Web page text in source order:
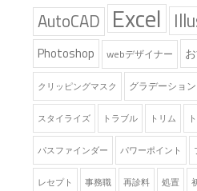
AutoCAD Excel
Photoshop webデザイナー
クリッピングマスク グラデーション
スタイライズ トラブル トリム
パスファインダー パワーポイント
レセプト 事務職 再診料 処置